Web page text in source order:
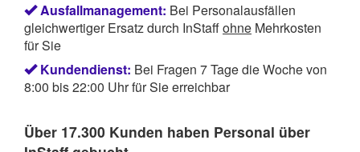
Ausfallmanagement: Bei Personalausfällen
gleichwertiger Ersatz durch InStaffohne Mehrkosten
für Sie
Kundendienst: Bei Fragen 7 Tage die Woche von
8:00 bis 22:00 Uhr für Sie erreichbar
Über 17.300 Kunden haben Personal über